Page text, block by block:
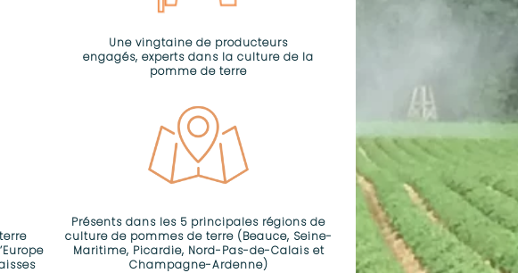
Une vingtaine de producteurs
engagés, experts dans la culture de la
pomme de terre
Présents dans les 5 principales régions de
culture de pommes de terre (Beauce, Seine-
Maritime, Picardie, Nord-Pas-de-Calais et
Champagne-Ardenne)